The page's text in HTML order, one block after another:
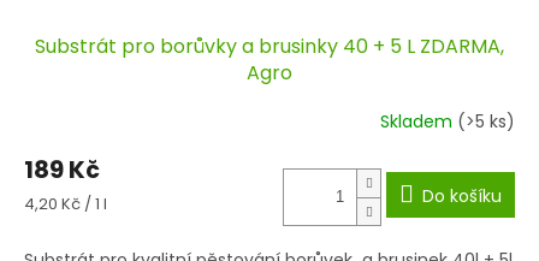
Substrát pro borůvky a brusinky 40 + 5 L ZDARMA,
Agro
Skladem (>5 ks)
189 Kč
Měrná
4,20 Kč / 1 l Do košíku